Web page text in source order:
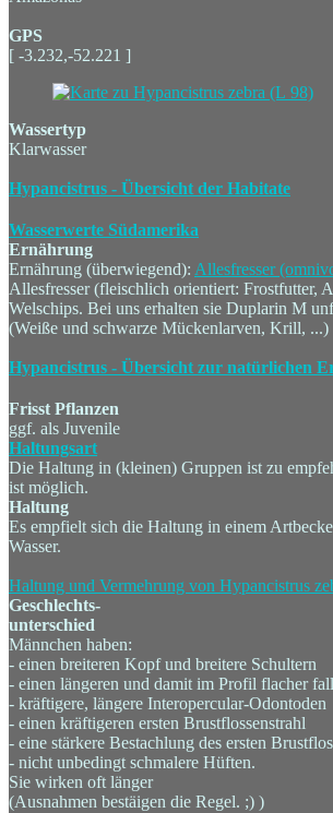
GPS
[ -3.232,-52.221 ]
Wassertyp
Klarwasser
Hypancistrus - Übersicht der Habitate
Wasserwerte Südamerika
Ernährung
Ernährung (überwiegend): Allesfresser
Allesfresser (fleischlich orientiert: Frostfutter,
Welschips. Bei uns erhalten sie Duplarin M
(Weiße und schwarze Mückenlarven, Krill, ...)
Hypancistrus - Übersicht zur natürlichen
Frisst Pflanzen
ggf. als Juvenile
Haltungsart
Die Haltung in (kleinen) Gruppen ist zu
ist möglich.
Haltung
Es empfielt sich die Haltung in einem
Wasser.
Haltung und Vermehrung von Hypancistrus
Geschlechts-
unterschied
Männchen haben:
- einen breiteren Kopf und breitere Schultern
- einen längeren und damit im Profil flacher
- kräftigere, längere Interopercular-Odontoden
- einen kräftigeren ersten Brustflossenstrahl
- eine stärkere Bestachlung des ersten
- nicht unbedingt schmalere Hüften.
Sie wirken oft länger
(Ausnahmen bestäigen die Regel. ;) )